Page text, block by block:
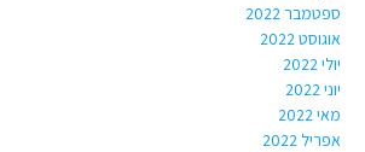
ספטמבר 2022
אוגוסט 2022
יולי 2022
יוני 2022
מאי 2022
אפריל 2022